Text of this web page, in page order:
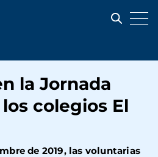
la Jornada
colegios El
de 2019, las voluntarias